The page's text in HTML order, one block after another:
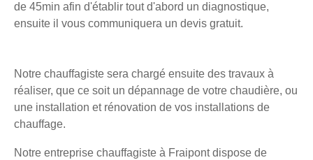
de 45min afin d'établir tout d'abord un diagnostique,
ensuite il vous communiquera un devis gratuit.
Notre chauffagiste sera chargé ensuite des travaux à
réaliser, que ce soit un dépannage de votre chaudière, ou
une installation et rénovation de vos installations de
chauffage.
Notre entreprise chauffagiste à Fraipont dispose de